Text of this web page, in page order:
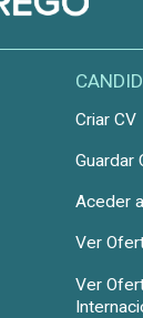
Criar CV
Guardar
Aceder
Ver
Ver